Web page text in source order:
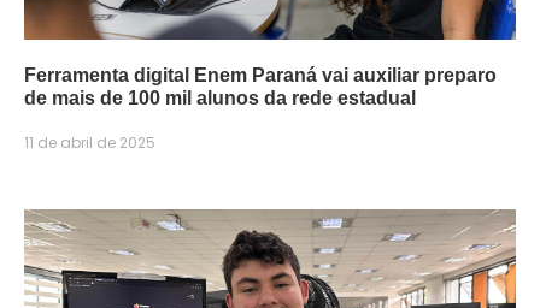
Ferramenta digital Enem Paraná vai auxiliar preparo
de mais de 100 mil alunos da rede estadual
11 de abril de 2025